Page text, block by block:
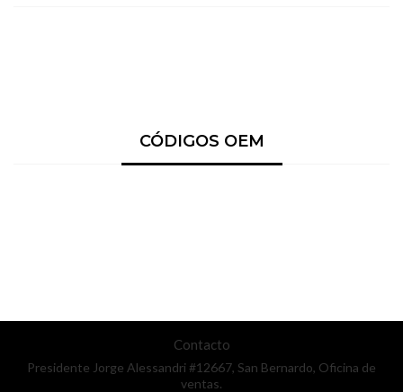
CÓDIGOS OEM
Contacto
Presidente Jorge Alessandri #12667, San Bernardo, Oficina de
ventas.